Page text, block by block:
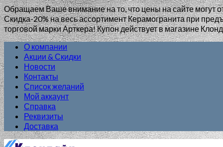
Обращаем Ваше внимание на то, что цены на сайте могут
Скидка-20% на весь ассортимент Керамогранита при
торговой марки Арткера! Купон действует в магазине
О компании
Акции & Скидки
Новости
Контакты
Список желаний
Мой аккаунт
Справка
Реквизиты
Доставка